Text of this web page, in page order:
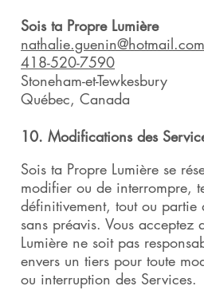
Sois ta Propre Lumière
nathalie.guenin@hotmail.com
418-520-7590
Stoneham-et-Tewkesbury
Québec, Canada
10. Modifications des
Sois ta Propre Lumière se
modifier ou de interrompre,
définitivement, tout ou partie
sans préavis. Vous acceptez
Lumière ne soit pas
envers un tiers pour toute
ou interruption des Services.